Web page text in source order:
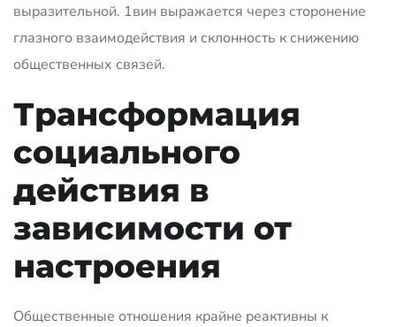
выразительной. 1вин выражается через сторонение
глазного взаимодействия и склонность к снижению
общественных связей.
Трансформация
социального
действия в
зависимости от
настроения
Общественные отношения крайне реактивны к